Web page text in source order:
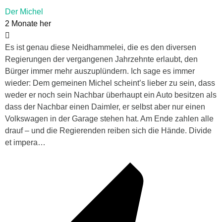
Der Michel
2 Monate her
Es ist genau diese Neidhammelei, die es den diversen
Regierungen der vergangenen Jahrzehnte erlaubt, den
Bürger immer mehr auszuplündern. Ich sage es immer
wieder: Dem gemeinen Michel scheint’s lieber zu sein, dass
weder er noch sein Nachbar überhaupt ein Auto besitzen als
dass der Nachbar einen Daimler, er selbst aber nur einen
Volkswagen in der Garage stehen hat. Am Ende zahlen alle
drauf – und die Regierenden reiben sich die Hände. Divide
et impera…